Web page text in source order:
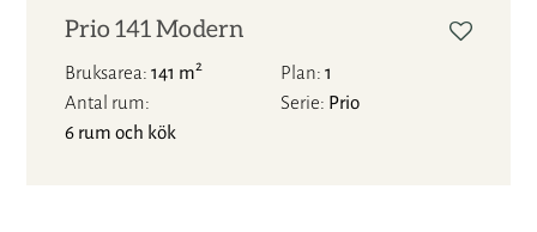
Prio 141 Modern
Bruksarea 141 m2 Plan 1
Antal rum
6 rum och kök
Serie Prio